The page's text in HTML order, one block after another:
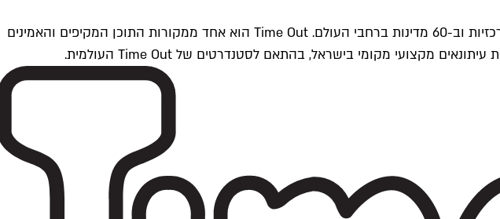
Time Outתל אביב הוא חלק מרשת Time Out Global — רשת מדיה בינלאומית הפועלת ב-360 ערים מרכזיות וב-60 מדינות ברחבי העולם. Time Out הוא אחד ממקורות התוכן המקיפים והאמינים